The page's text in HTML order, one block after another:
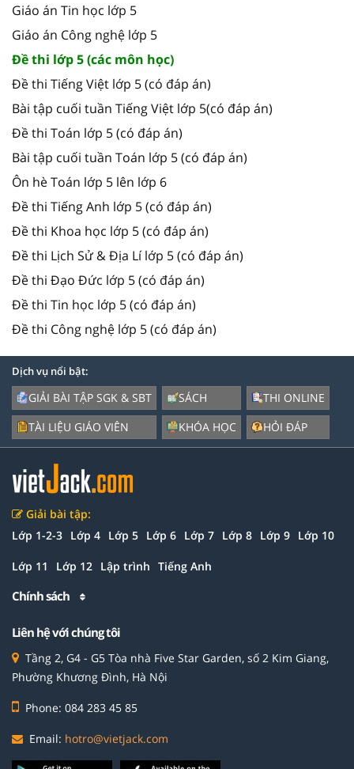
Giáo án Tin học lớp 5
Giáo án Công nghệ lớp 5
Đề thi lớp 5 (các môn học)
Đề thi Tiếng Việt lớp 5 (có đáp án)
Bài tập cuối tuần Tiếng Việt lớp 5(có đáp án)
Đề thi Toán lớp 5 (có đáp án)
Bài tập cuối tuần Toán lớp 5 (có đáp án)
Ôn hè Toán lớp 5 lên lớp 6
Đề thi Tiếng Anh lớp 5 (có đáp án)
Đề thi Khoa học lớp 5 (có đáp án)
Đề thi Lịch Sử & Địa Lí lớp 5 (có đáp án)
Đề thi Đạo Đức lớp 5 (có đáp án)
Đề thi Tin học lớp 5 (có đáp án)
Đề thi Công nghệ lớp 5 (có đáp án)
Dịch vụ nổi bật:
GIẢI BÀI TẬP SGK & SBT
TÀI LIỆU GIÁO VIÊN
SÁCH
KHÓA HỌC
THI ONLINE
HỎI ĐÁP
Giải bài tập:
Lớp 1-2-3 Lớp 4 Lớp 5 Lớp 6 Lớp 7 Lớp 8 Lớp 9 Lớp 10
Lớp 11 Lớp 12 Lập trình Tiếng Anh
Chính sách
Liên hệ với chúng tôi
Tầng 2, G4 - G5 Tòa nhà Five Star Garden, số 2 Kim Giang,
Phường Khương Đình, Hà Nội
Phone: 084 283 45 85
Email: hotro@vietjack.com